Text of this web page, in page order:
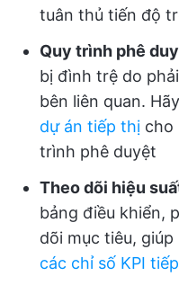
tuân thủ tiến độ
Quy trình phê
bị đình trệ do
bên liên quan.
dự án tiếp thị cho
trình phê duyệt
Theo dõi hiệu
bảng điều khiển,
dõi mục tiêu,
các chỉ số KPI